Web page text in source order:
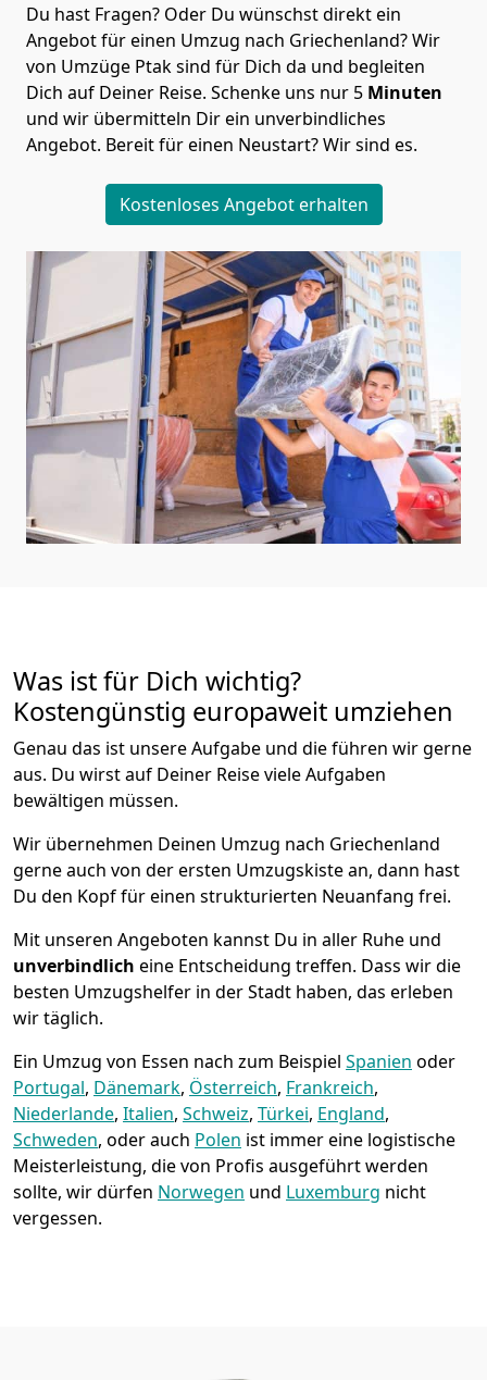
Du hast Fragen? Oder Du wünschst direkt ein
Angebot für einen Umzug nach Griechenland? Wir
von Umzüge Ptaksind für Dich da und begleiten
Dich auf Deiner Reise. Schenke uns nur 5 Minuten
und wir übermitteln Dir ein unverbindliches
Angebot. Bereit für einen Neustart? Wir sind es.
Kostenloses Angebot erhalten
Was ist für Dich wichtig?
Kostengünstig europaweit umziehen
Genau das ist unsere Aufgabe und die führen wir gerne
aus. Du wirst auf Deiner Reise viele Aufgaben
bewältigen müssen.
Wir übernehmen Deinen Umzug nach Griechenland
gerne auch von der ersten Umzugskiste an, dann hast
Du den Kopf für einen strukturierten Neuanfang frei.
Mit unseren Angeboten kannst Du in aller Ruhe und
unverbindlich eine Entscheidung treffen. Dass wir die
besten Umzugshelfer in der Stadt haben, das erleben
wir täglich.
Ein Umzug von Essen nach zum Beispiel Spanien oder
Portugal, Dänemark, Österreich, Frankreich,
Niederlande, Italien, Schweiz, Türkei, England,
Schweden, oder auch Polen ist immer eine logistische
Meisterleistung, die von Profis ausgeführt werden
sollte, wir dürfen Norwegen und Luxemburg nicht
vergessen.